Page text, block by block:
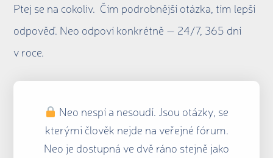
Ptej se na cokoliv. Čím podrobnější otázka, tím lepší
odpověď. Neo odpoví konkrétně — 24/7, 365 dní
v roce.
Neo nespí a nesoudí. Jsou otázky, se
kterými člověk nejde na veřejné fórum.
Neo je dostupná ve dvě ráno stejně jako